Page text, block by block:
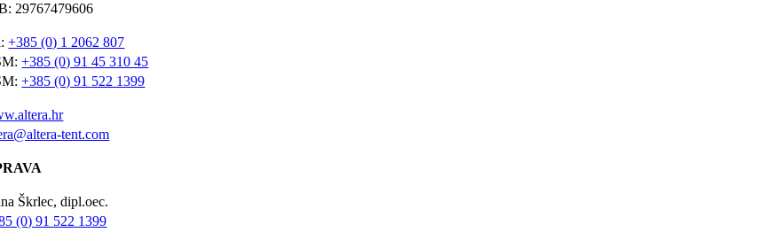
29767479606
+385 (0) 1 2062 807
+385 (0) 91 45 310 45
+385 (0) 91 522 1399
tent.com
Škrlec, dipl.oec.
(0) 91 522 1399